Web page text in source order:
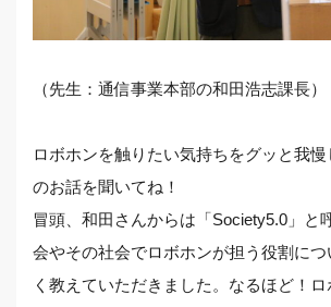
（先生：通信事業本部の和田浩志課長）
ロボホンを触りたい気持ちをグッと我
のお話を聞いてね！
冒頭、和田さんからは「Society5.0」と
会やその社会でロボホンが担う役割に
く教えていただきました。なるほど！